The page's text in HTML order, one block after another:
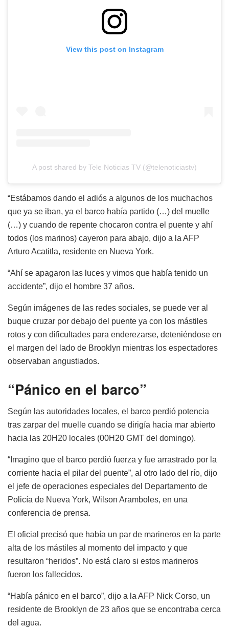
View this post on Instagram
A post shared by Tele Noticias TV (@telenoticiastv)
“Estábamos dando el adiós a algunos de los muchachos
que ya se iban, ya el barco había partido (…) del muelle
(…) y cuando de repente chocaron contra el puente y ahí
todos (los marinos) cayeron para abajo, dijo a la AFP
Arturo Acatitla, residente en Nueva York.
“Ahí se apagaron las luces y vimos que había tenido un
accidente”, dijo el hombre 37 años.
Según imágenes de las redes sociales, se puede ver al
buque cruzar por debajo del puente ya con los mástiles
rotos y con dificultades para enderezarse, deteniéndose en
el margen del lado de Brooklyn mientras los espectadores
observaban angustiados.
“Pánico en el barco”
Según las autoridades locales, el barco perdió potencia
tras zarpar del muelle cuando se dirigía hacia mar abierto
hacia las 20H20 locales (00H20 GMT del domingo).
“Imagino que el barco perdió fuerza y fue arrastrado por la
corriente hacia el pilar del puente”, al otro lado del río, dijo
el jefe de operaciones especiales del Departamento de
Policía de Nueva York, Wilson Aramboles, en una
conferencia de prensa.
El oficial precisó que había un par de marineros en la parte
alta de los mástiles al momento del impacto y que
resultaron “heridos”. No está claro si estos marineros
fueron los fallecidos.
“Había pánico en el barco”, dijo a la AFP Nick Corso, un
residente de Brooklyn de 23 años que se encontraba cerca
del agua.